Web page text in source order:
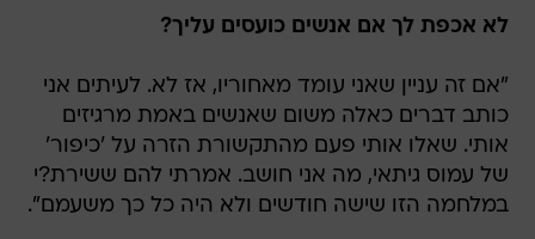
לא אכפת לך אם אנשים כועסים עליך?
"אם זה עניין שאני עומד מאחוריו, אז לא. לעיתים אני
כותב דברים כאלה משום שאנשים באמת מרגיזים
אותי. שאלו אותי פעם מהתקשורת הזרה על 'כיפור'
של עמוס גיתאי, מה אני חושב. אמרתי להם ששירת?י
במלחמה הזו שישה חודשים ולא היה כל כך משעמם".